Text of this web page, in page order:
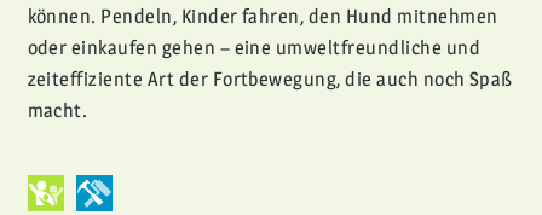
können. Pendeln, Kinder fahren, den Hund mitnehmen
oder einkaufen gehen – eine umweltfreundliche und
zeiteffiziente Art der Fortbewegung, die auch noch Spaß
macht.